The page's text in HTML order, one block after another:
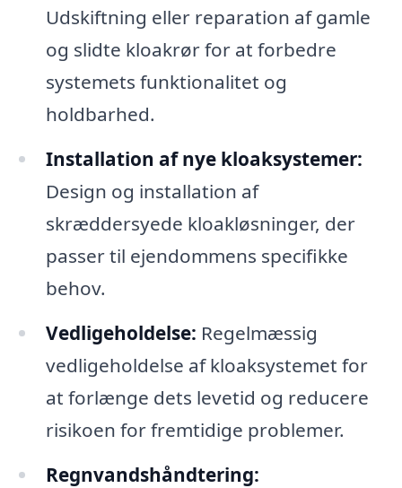
Udskiftning eller reparation af gamle
og slidte kloakrør for at forbedre
systemets funktionalitet og
holdbarhed.
Installation af nye kloaksystemer:
Design og installation af
skræddersyede kloakløsninger, der
passer til ejendommens specifikke
behov.
Vedligeholdelse: Regelmæssig
vedligeholdelse af kloaksystemet for
at forlænge dets levetid og reducere
risikoen for fremtidige problemer.
Regnvandshåndtering: